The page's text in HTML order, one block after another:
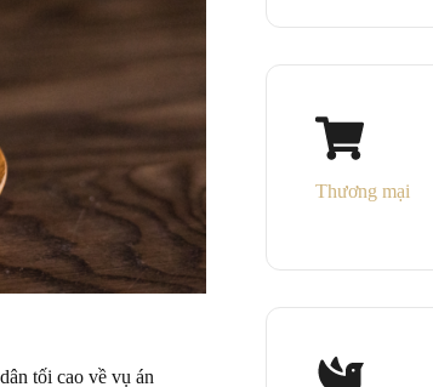
tối cao về vụ án
Thương mại